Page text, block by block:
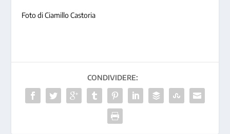
Foto di Ciamillo Castoria
CONDIVIDERE: